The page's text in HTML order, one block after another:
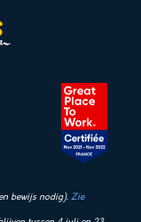
bewijs nodig). Zie